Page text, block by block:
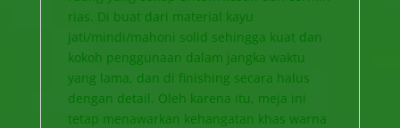
rias. Di buat dari material kayu
jati/mindi/mahoni solid sehingga kuat dan
kokoh penggunaan dalam jangka waktu
yang lama, dan di finishing secara halus
dengan detail. Oleh karena itu, meja ini
tetap menawarkan kehangatan khas warna